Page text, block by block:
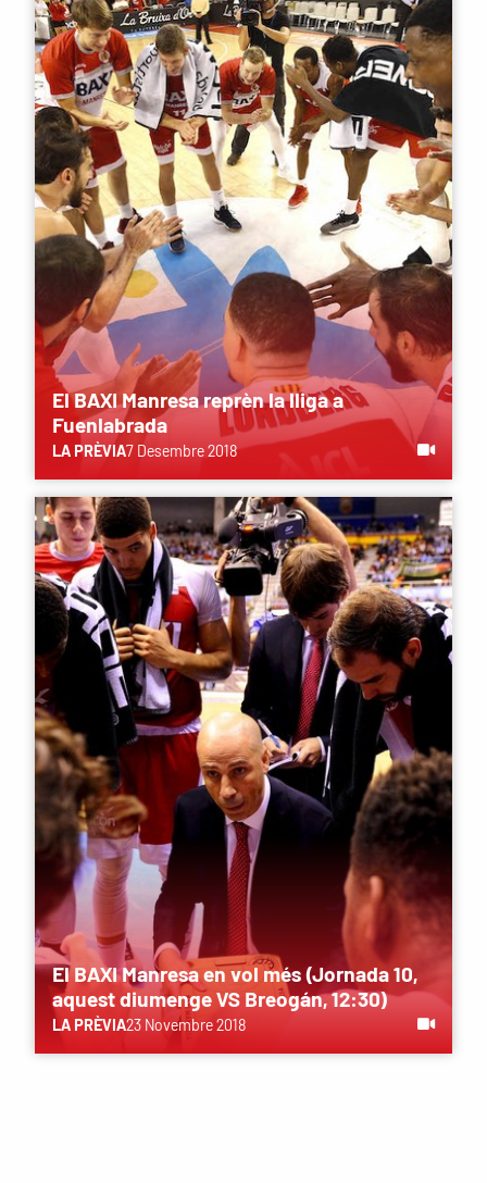
El BAXI Manresa reprèn la lliga a
Fuenlabrada
LA PRÈVIA7 Desembre 2018
El BAXI Manresa en vol més (Jornada 10,
aquest diumenge VS Breogán, 12:30)
LA PRÈVIA23 Novembre 2018